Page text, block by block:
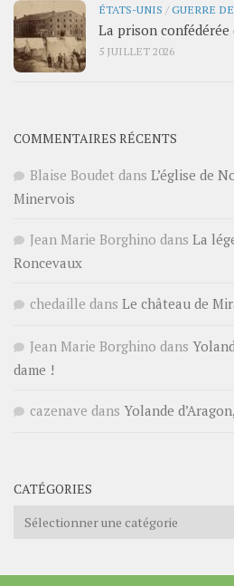
ÉTATS-UNIS /GUERRE
La prison confédérée
5 JUILLET 2026
COMMENTAIRES RÉCENTS
Blaise Boudet dans L’église de
Minervois
Jean Marie Borghino dans La
Roncevaux
chedaille dans Le château de
Jean Marie Borghino dans
dame !
cazenave dans Yolande
CATÉGORIES
Catégories